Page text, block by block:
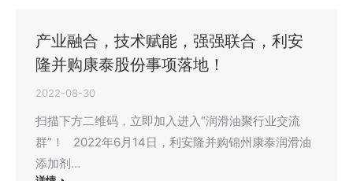
产业融合，技术赋能，强强联合，利安
隆并购康泰股份事项落地！
2022-08-30
扫描下方二维码，立即加入进入“润滑油聚行业交流
群”！ 2022年6月14日，利安隆并购锦州康泰润滑油
添加剂…